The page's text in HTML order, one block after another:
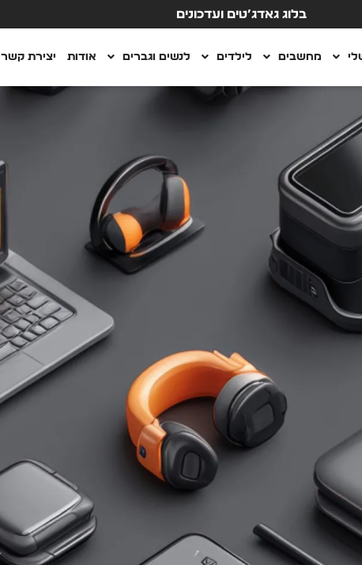
בלוג גאדג’טים ועדכונים
מחשבים לילדים לנשים וגברים אודות יצירת קשר